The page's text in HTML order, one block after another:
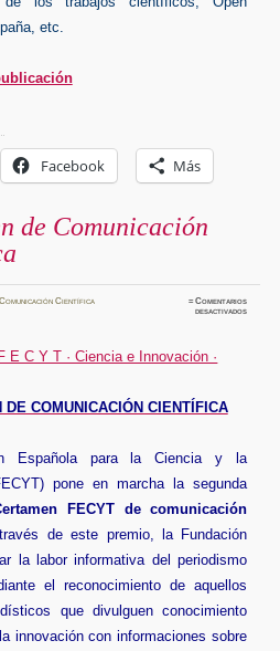
etc.
Facebook Más
de Comunicación
Comunicación Científica ≈Comentarios
desactivadosen
E C Y T · Ciencia e Innovación ·
DE COMUNICACIÓN CIENTÍFICA
Española para la Ciencia y la
pone en marcha la segunda
FECYT de comunicación
de este premio, la Fundación
la labor informativa del periodismo
el reconocimiento de aquellos
que divulguen conocimiento
innovación con informaciones sobre